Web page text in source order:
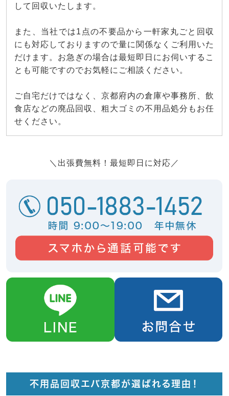
して回収いたします。
また、当社では1点の不要品から一軒家丸ごと回収
にも対応しておりますので量に関係なくご利用いた
だけます。お急ぎの場合は最短即日にお伺いするこ
とも可能ですのでお気軽にご相談ください。
ご自宅だけではなく、京都府内の倉庫や事務所、飲
食店などの廃品回収、粗大ゴミの不用品処分もお任
せください。
＼出張費無料！最短即日に対応／
不用品回収エバ京都が選ばれる理由！